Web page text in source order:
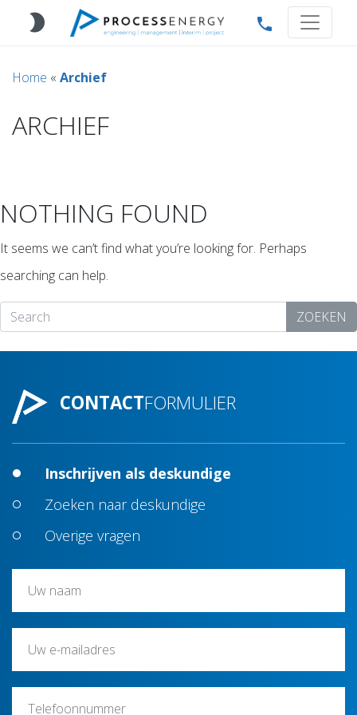
brightness_2 phone
Home « Archief
ARCHIEF
NOTHING FOUND
It seems we can’t find what you’re looking for. Perhaps
searching can help.
ZOEKEN
CONTACTFORMULIER
Inschrijven als deskundige
Zoeken naar deskundige
Overige vragen